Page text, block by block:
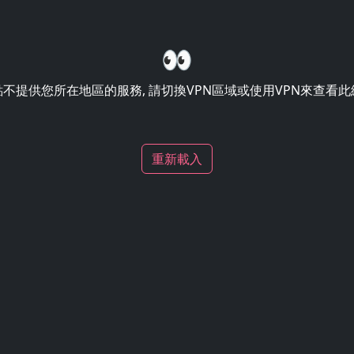
👀
提供您所在地區的服務, 請切換VPN區域或使用VPN來查看
重新載入